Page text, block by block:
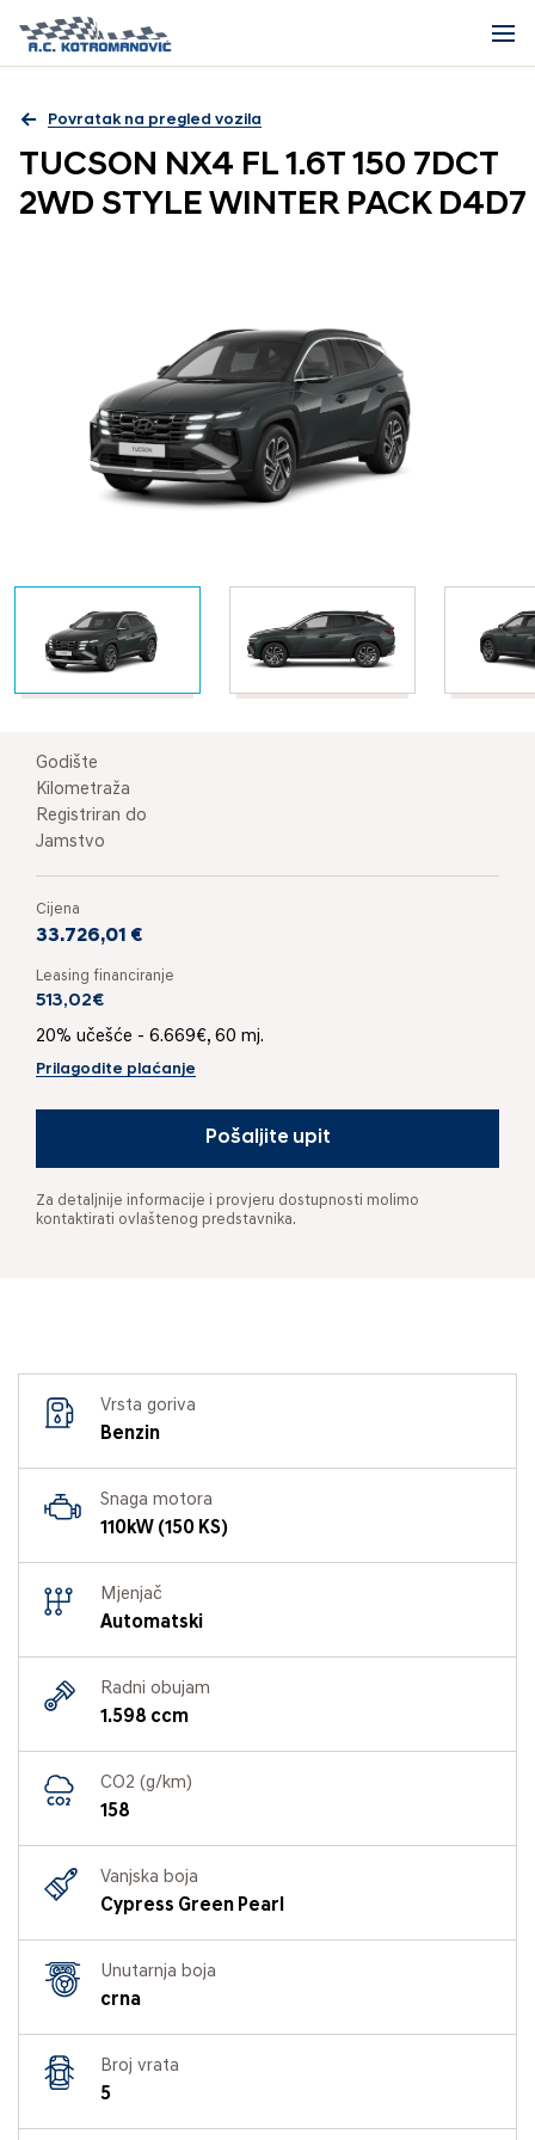
Povratak na pregled vozila
TUCSON NX4 FL 1.6T 150 7DCT
2WD STYLE WINTER PACK D4D7
Godište
Kilometraža
Registriran do
Jamstvo
Cijena
33.726,01 €
Leasing financiranje
513,02€
20% učešće - 6.669€, 60 mj.
Prilagodite plaćanje
Pošaljite upit
Za detaljnije informacije i provjeru dostupnosti molimo
kontaktirati ovlaštenog predstavnika.
Vrsta goriva
Benzin
Snaga motora
110kW (150 KS)
Mjenjač
Automatski
Radni obujam
1.598 ccm
CO2 (g/km)
158
Vanjska boja
Cypress Green Pearl
Unutarnja boja
crna
Broj vrata
5